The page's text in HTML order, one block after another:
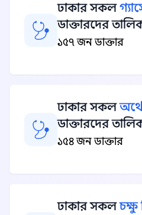
ঢাকার সকল
ডাক্তারদের
১৫৭ জন ডাক্তার
ঢাকার সকল
ডাক্তারদের
১৫৪ জন ডাক্তার
ঢাকার সকলচক্ষু